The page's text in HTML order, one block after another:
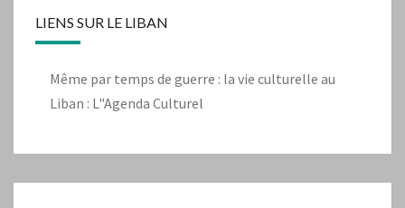
LIENS SUR LE LIBAN
Même par temps de guerre : la vie culturelle au
Liban : L"Agenda Culturel